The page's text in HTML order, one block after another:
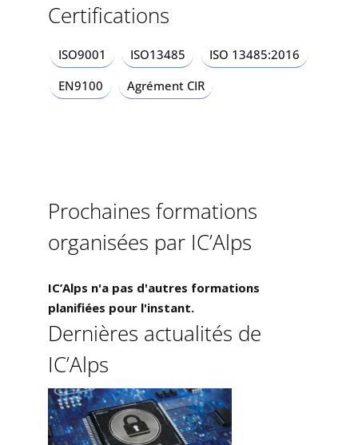
Certifications
ISO9001 ISO13485
ISO 13485:2016
EN9100
Agrément CIR
Prochaines formations
organisées par IC’Alps
IC’Alps n'a pas d'autres formations
planifiées pour l'instant.
Dernières actualités de
IC’Alps